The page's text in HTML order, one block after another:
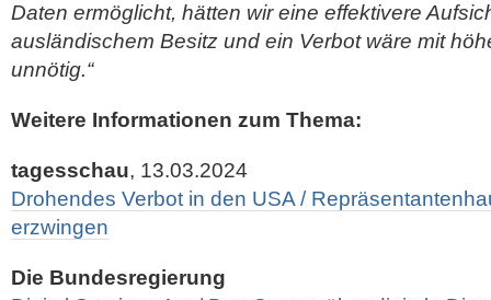
Daten ermöglicht, hätten wir eine effektivere
ausländischem Besitz und ein Verbot wäre mit
unnötig.“
Weitere Informationen zum Thema:
tagesschau, 13.03.2024
Drohendes Verbot in den USA /
erzwingen
Die Bundesregierung